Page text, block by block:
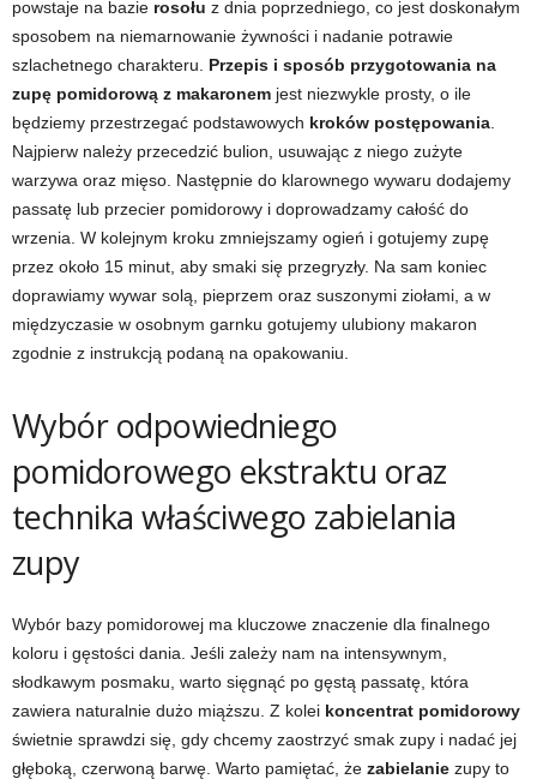
powstaje na bazie rosołu z dnia poprzedniego, co jest doskonałym
sposobem na niemarnowanie żywności i nadanie potrawie
szlachetnego charakteru. Przepis i sposób przygotowania na
zupę pomidorową z makaronem jest niezwykle prosty, o ile
będziemy przestrzegać podstawowych kroków postępowania
Najpierw należy przecedzić bulion, usuwając z niego zużyte
warzywa oraz mięso. Następnie do klarownego wywaru dodajemy
passatę lub przecier pomidorowy i doprowadzamy całość do
wrzenia. W kolejnym kroku zmniejszamy ogień i gotujemy zupę
przez około 15 minut, aby smaki się przegryzły. Na sam koniec
doprawiamy wywar solą, pieprzem oraz suszonymi ziołami, a w
międzyczasie w osobnym garnku gotujemy ulubiony makaron
zgodnie z instrukcją podaną na opakowaniu.
Wybór odpowiedniego
pomidorowego ekstraktu oraz
technika właściwego zabielania
zupy
Wybór bazy pomidorowej ma kluczowe znaczenie dla finalnego
koloru i gęstości dania. Jeśli zależy nam na intensywnym,
słodkawym posmaku, warto sięgnąć po gęstą passatę, która
zawiera naturalnie dużo miąższu. Z kolei koncentrat pomidorowy
świetnie sprawdzi się, gdy chcemy zaostrzyć smak zupy i nadać jej
głęboką, czerwoną barwę. Warto pamiętać, że zabielanie zupy to